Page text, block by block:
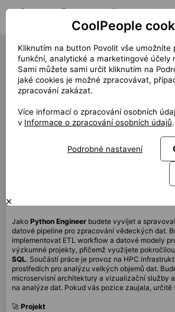
Hledat pozici Moje pozice Notifikace
Python Engineer
« zpět
Místo
Start (délka)
1/2026 (12m)
90%
Jako Python Engineer budete vyvíjet a
datové pipeline pro zpracování vědeckých dat.
implementovat ETL workflow a datové modely
výzkumné projekty, přičemž využijete
SQL. Součástí práce je provoz na HPC
prostředích pro analýzu velkých objemů dat.
microservisní architektury a vizualizační služby
na analýze dat. Pokud vás pozice zaujala, určitě
🚀 Projekt
CoolPeople
Kliknutím na button Povolit vše umožníte
funkční, analytické a marketingové účely
Sami můžete sami určit kliknutím na
jaké cookies je možné zpracovávat,
zpracování zakázat.
Více informací o zpracování osobních
v Informace o zpracování osobních údajů.
Podrobné nastavení